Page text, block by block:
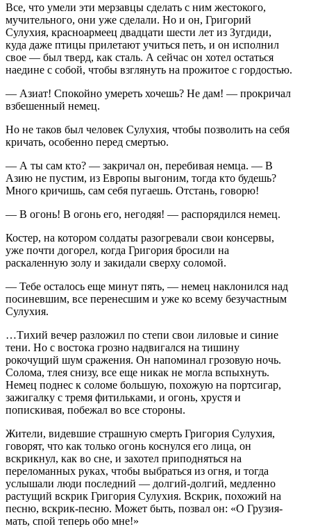
Все, что умели эти мерзавцы сделать с ним жестокого,
мучительного, они уже сделали. Но и он, Григорий
Сулухия, красноармеец двадцати шести лет из Зугдиди,
куда даже птицы прилетают учиться петь, и он исполнил
свое — был тверд, как сталь. А сейчас он хотел остаться
наедине с собой, чтобы взглянуть на прожитое с гордостью.
— Азиат! Спокойно умереть хочешь? Не дам! — прокричал
взбешенный немец.
Но не таков был человек Сулухия, чтобы позволить на себя
кричать, особенно перед смертью.
— А ты сам кто? — закричал он, перебивая немца. — В
Азию не пустим, из Европы выгоним, тогда кто будешь?
Много кричишь, сам себя пугаешь. Отстань, говорю!
— В огонь! В огонь его, негодяя! — распорядился немец.
Костер, на котором солдаты разогревали свои консервы,
уже почти догорел, когда Григория бросили на
раскаленную золу и закидали сверху соломой.
— Тебе осталось еще минут пять, — немец наклонился над
посиневшим, все перенесшим и уже ко всему безучастным
Сулухия.
…Тихий вечер разложил по степи свои лиловые и синие
тени. Но с востока грозно надвигался на тишину
рокочущий шум сражения. Он напоминал грозовую ночь.
Солома, тлея снизу, все еще никак не могла вспыхнуть.
Немец поднес к соломе большую, похожую на портсигар,
зажигалку с тремя фитильками, и огонь, хрустя и
попискивая, побежал во все стороны.
Жители, видевшие страшную смерть Григория Сулухия,
говорят, что как только огонь коснулся его лица, он
вскрикнул, как во сне, и захотел приподняться на
переломанных руках, чтобы выбраться из огня, и тогда
услышали люди последний — долгий-долгий, медленно
растущий вскрик Григория Сулухия. Вскрик, похожий на
песню, вскрик-песню. Может быть, позвал он: «О Грузия-
мать, спой теперь обо мне!»